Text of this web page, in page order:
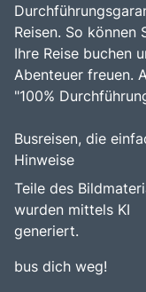
Reisen. So können
Ihre Reise buchen
Abenteuer freuen.
"100%
Busreisen, die
Hinweise
Teile des
wurden mittels KI
generiert.
bus dich weg!